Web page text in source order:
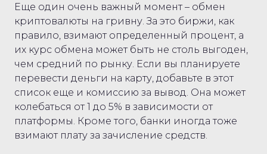
Еще один очень важный момент – обмен
криптовалюты на гривну. За это биржи, как
правило, взимают определенный процент, а
их курс обмена может быть не столь выгоден,
чем средний по рынку. Если вы планируете
перевести деньги на карту, добавьте в этот
список еще и комиссию за вывод. Она может
колебаться от 1 до 5% в зависимости от
платформы. Кроме того, банки иногда тоже
взимают плату за зачисление средств.